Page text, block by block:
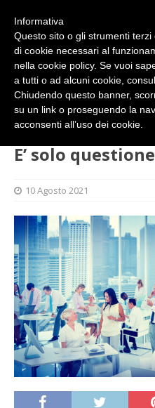
IN PRIMO PIANO
E’ solo
10 Agosto 2021
Informativa
Questo sito o gli strumenti
di cookie necessari al
nella cookie policy. Se vuoi
a tutti o ad alcuni cookie,
Chiudendo questo banner,
su un link o proseguendo la
acconsenti all’uso dei cookie.